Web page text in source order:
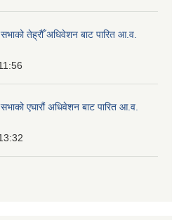
तेह्रौँ अधिवेशन बाट पारित आ.व.
एघारौं अधिवेशन बाट पारित आ.व.